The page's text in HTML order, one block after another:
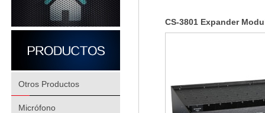
Otros Productos
Micrófono
CS-3801 Expander